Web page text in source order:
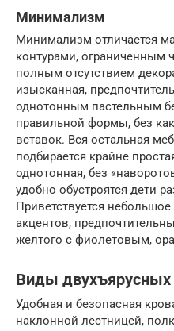
Минимализм
Минимализм отличается
контурами, ограниченным
полным отсутствием
изысканная,
однотонным пастельным
правильной формы, без
вставок. Вся остальная
подбирается крайне
однотонная, без
удобно обустроятся дети
Приветствуется
акцентов,
желтого с фиолетовым,
Виды двухъярусных
Удобная и безопасная
наклонной лестницей,